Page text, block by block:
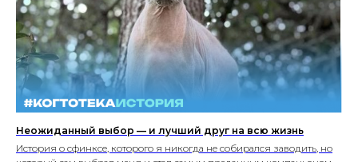
Неожиданный выбор — и лучший друг на всю жизнь
История о сфинксе, которого я никогда не собирался заводить, но